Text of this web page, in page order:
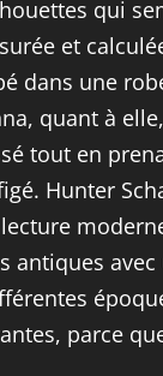
qui
et
dans une
quant à
tout en
Hunter
antiques
parce